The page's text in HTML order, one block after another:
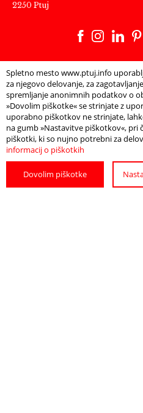
2250 Ptuj
Spletno mesto www.ptuj.info
za njegovo delovanje, za
spremljanje anonimnih podatkov o
»Dovolim piškotke« se strinjate z
uporabno piškotkov ne strinjate,
na gumb »Nastavitve piškotkov«,
piškotki, ki so nujno potrebni za
informacij o piškotkih
Dovolim piškotke